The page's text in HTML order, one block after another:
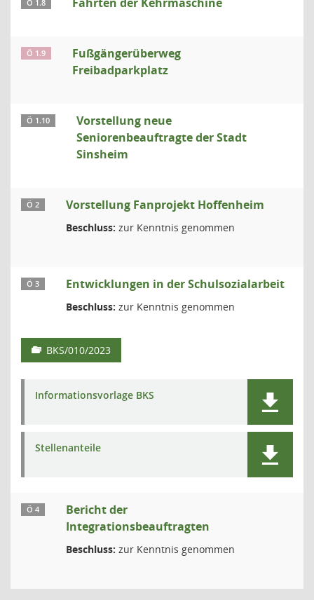
Ö 1.8
Ö 1.9
Fußgängerüberweg
Freibadparkplatz
Ö 1.10
Vorstellung neue
Seniorenbeauftragte der Stadt
Sinsheim
Ö 2 Vorstellung Fanprojekt Hoffenheim
Beschluss: zur Kenntnis genommen
Ö 3 Entwicklungen in der Schulsozialarbeit
Beschluss: zur Kenntnis genommen
BKS/010/2023
Informationsvorlage BKS
Stellenanteile
Ö 4
Bericht der
Integrationsbeauftragten
Beschluss: zur Kenntnis genommen